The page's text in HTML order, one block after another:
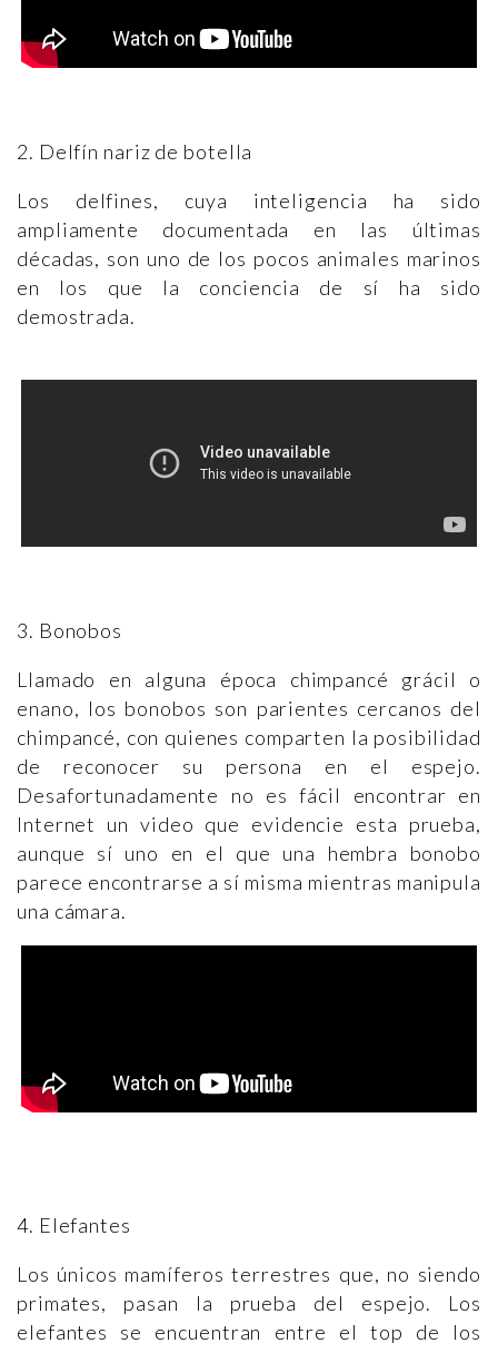
2. Delfín nariz de botella
Los delfines, cuya inteligencia ha sido
ampliamente documentada en las últimas
décadas, son uno de los pocos animales marinos
en los que la conciencia de sí ha sido
demostrada.
3. Bonobos
Llamado en alguna época chimpancé grácil o
enano, los bonobos son parientes cercanos del
chimpancé, con quienes comparten la posibilidad
de reconocer su persona en el espejo.
Desafortunadamente no es fácil encontrar en
Internet un video que evidencie esta prueba,
aunque sí uno en el que una hembra bonobo
parece encontrarse a sí misma mientras manipula
una cámara.
4. Elefantes
Los únicos mamíferos terrestres que, no siendo
primates, pasan la prueba del espejo. Los
elefantes se encuentran entre el top de los